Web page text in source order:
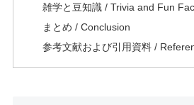
雑学と豆知識 / Trivia and Fun
まとめ / Conclusion
参考文献および引用資料 /